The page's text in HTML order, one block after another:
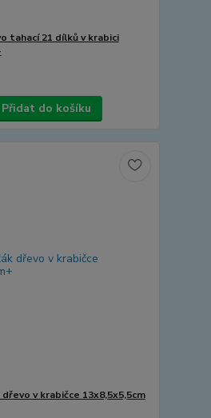
tahací 21 dílků v krabici
Přidat do košíku
v krabičce 13x8,5x5,5cm